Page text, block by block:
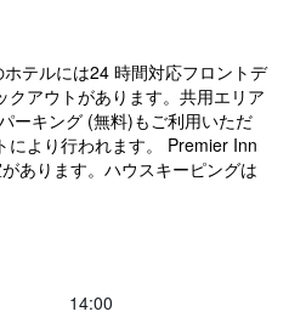
テルには24 時間対応フロントデ
アウトがあります。共用エリア
ーキング (無料)もご利用いただ
により行われます。 Premier Inn
あります。ハウスキーピングは
14:00